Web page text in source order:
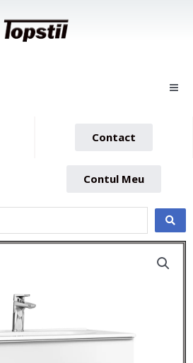
Contact
Contul Meu